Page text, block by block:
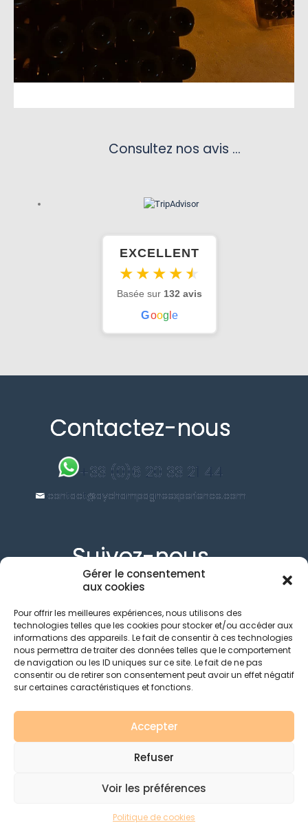
Gérer le consentement
aux cookies
Pour offrir les meilleures expériences, nous utilisons des
technologies telles que les cookies pour stocker et/ou accéder aux
informations des appareils. Le fait de consentir à ces technologies
nous permettra de traiter des données telles que le comportement
de navigation ou les ID uniques sur ce site. Le fait de ne pas
consentir ou de retirer son consentement peut avoir un effet négatif
sur certaines caractéristiques et fonctions.
Accepter
Refuser
Voir les préférences
Politique de cookies
Consultez nos avis ...
EXCELLENT
★ ★ ★ ★ ★
Basée sur 132 avis
Goog e
Contactez-nous
+33 (0)6 20 33 21 44
contact@aychampagneexperience.com
Suivez-nous
© 2023 - Ay Champagne Expérience - Site réalisé par
FAQ -Mentions Légales & CGV
L'abus d'alcool est dangereux pour la santé, à consommer